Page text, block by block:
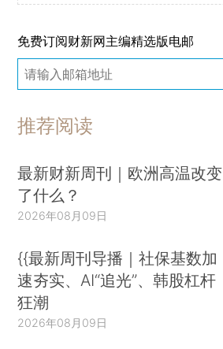
免费订阅财新网主编精选版电邮
推荐阅读
最新财新周刊｜欧洲高温改变
了什么？
2026年08月09日
{{最新周刊导播｜社保基数加
速夯实、AI“追光”、韩股杠杆
狂潮
2026年08月09日